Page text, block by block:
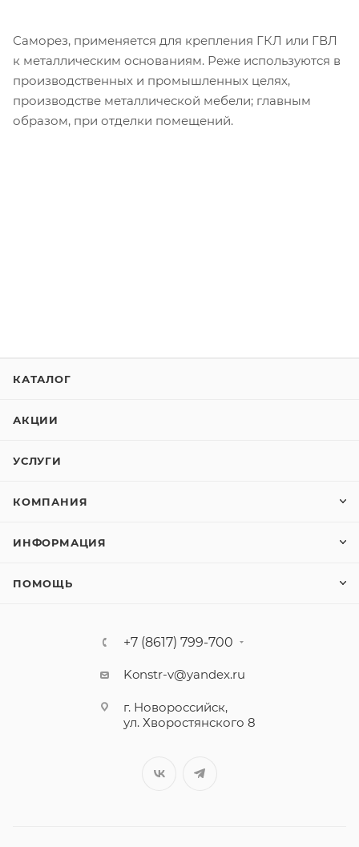
Саморез, применяется для крепления ГКЛ или ГВЛ
к металлическим основаниям. Реже используются в
производственных и промышленных целях,
производстве металлической мебели; главным
образом, при отделки помещений.
КАТАЛОГ
АКЦИИ
УСЛУГИ
КОМПАНИЯ
ИНФОРМАЦИЯ
ПОМОЩЬ
+7 (8617) 799-700
Konstr-v@yandex.ru
г. Новороссийск,
ул. Хворостянского 8